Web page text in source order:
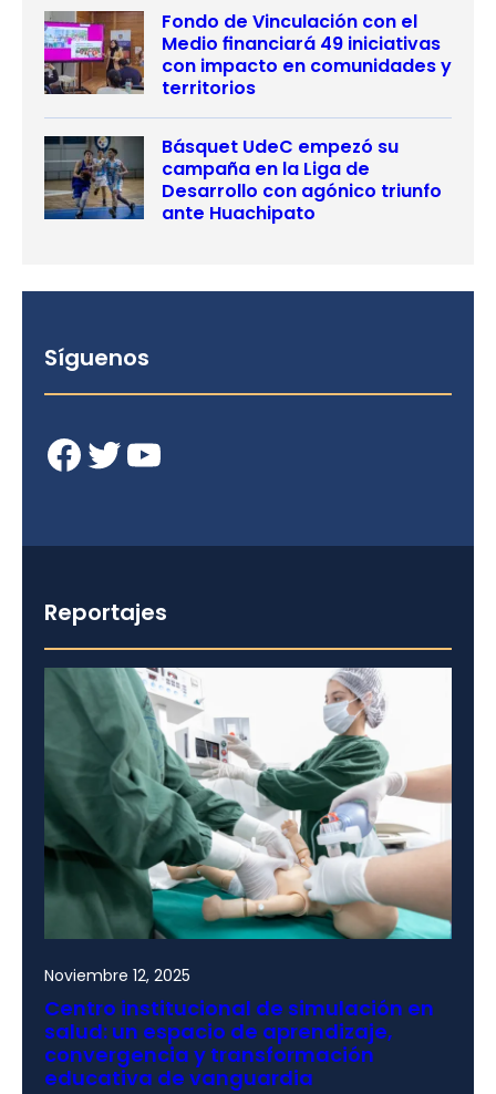
Fondo de Vinculación con el
Medio financiará 49 iniciativas
con impacto en comunidades y
territorios
Básquet UdeC empezó su
campaña en la Liga de
Desarrollo con agónico triunfo
ante Huachipato
Síguenos
Facebook Twitter YouTube
Reportajes
Noviembre 12, 2025
Centro institucional de simulación en
salud: un espacio de aprendizaje,
convergencia y transformación
educativa de vanguardia